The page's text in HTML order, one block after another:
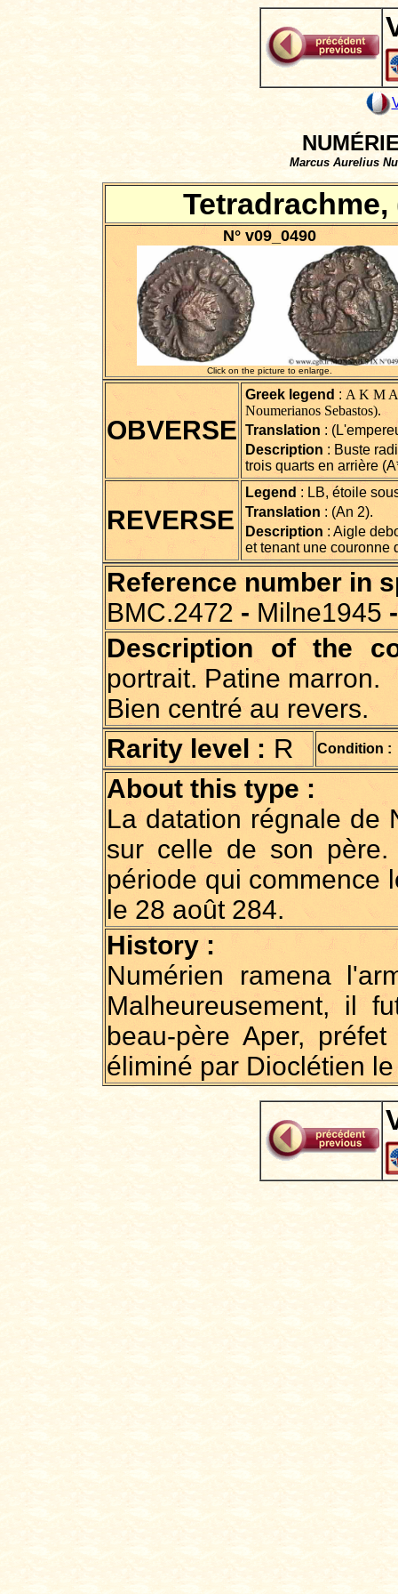
Marcus Aurelius
N° v09_0490
Click on the picture to enlarge.
OBVERSE
Greek legend : A K M
Noumerianos Sebastos).
Translation :
Description : Buste
trois quarts en arrière
REVERSE
Legend : LB, étoile
Translation : (An 2).
Description : Aigle
et tenant une couronne
Reference number in
BMC.2472- Milne1945 -
Description of the
portrait. Patine marron.
Bien centré au revers.
Rarity level : R Condition :
About this type :
La datation régnale de
sur celle de son
période qui commence
le 28 août 284.
History :
Numérien ramena
Malheureusement, il
beau-père Aper,
éliminé par Dioclétien